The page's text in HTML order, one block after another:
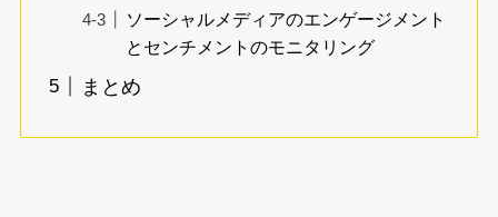
ソーシャルメディアのエンゲージメント
とセンチメントのモニタリング
まとめ